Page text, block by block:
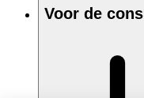
Voor de